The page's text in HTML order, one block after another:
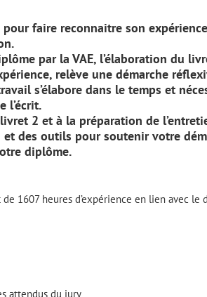
pour faire reconnaitre son
par la VAE, l’élaboration du
relève une démarche
s’élabore dans le temps et
l’écrit.
livret 2 et à la préparation de
et des outils pour soutenir votre
diplôme.
1607 heures d’expérience en lien avec le
attendus du jury